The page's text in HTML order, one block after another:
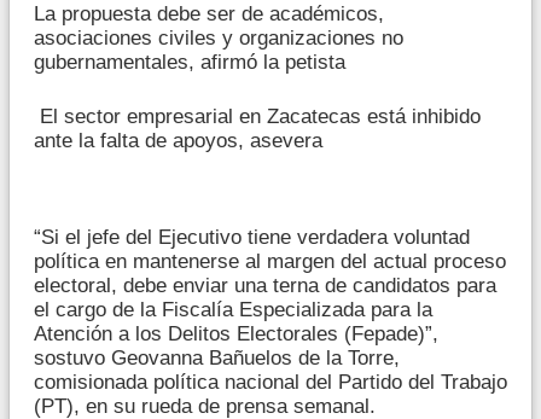
La propuesta debe ser de académicos,
asociaciones civiles y organizaciones no
gubernamentales, afirmó la petista
El sector empresarial en Zacatecas está inhibido
ante la falta de apoyos, asevera
“Si el jefe del Ejecutivo tiene verdadera voluntad
política en mantenerse al margen del actual proceso
electoral, debe enviar una terna de candidatos para
el cargo de la Fiscalía Especializada para la
Atención a los Delitos Electorales (Fepade)”,
sostuvo Geovanna Bañuelos de la Torre,
comisionada política nacional del Partido del Trabajo
(PT), en su rueda de prensa semanal.